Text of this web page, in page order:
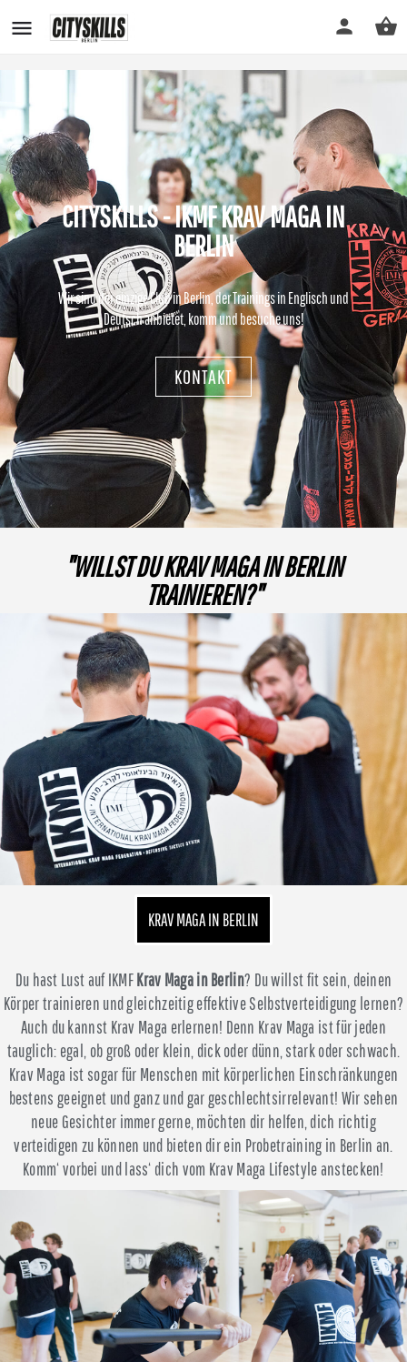
CITYSKILLS - IKMF KRAV MAGA IN
BERLIN
Wir sind der einzige Club in Berlin, der Trainings in Englisch und
Deutsch anbietet, komm und besuche uns!
KONTAKT
"WILLST DU KRAV MAGA IN BERLIN
TRAINIEREN?"
KRAV MAGA IN BERLIN
Du hast Lust auf IKMFKrav Maga in Berlin? Du willst fit sein, deinen
Körper trainieren und gleichzeitig effektive Selbstverteidigung lernen?
Auch du kannst Krav Maga erlernen! Denn Krav Maga ist für jeden
tauglich: egal, ob groß oder klein, dick oder dünn, stark oder schwach.
Krav Maga ist sogar für Menschen mit körperlichen Einschränkungen
bestens geeignet und ganz und gar geschlechtsirrelevant! Wir sehen
neue Gesichter immer gerne, möchten dir helfen, dich richtig
verteidigen zu können und bieten dir ein Probetraining in Berlin an.
Komm‘ vorbei und lass‘ dich vom Krav Maga Lifestyle anstecken!